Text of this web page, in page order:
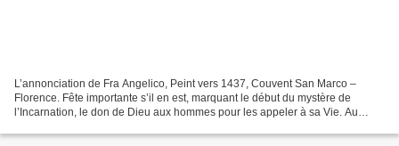
L’annonciation de Fra Angelico, Peint vers 1437, Couvent San Marco –
Florence. Fête importante s’il en est, marquant le début du mystère de
l’Incarnation, le don de Dieu aux hommes pour les appeler à sa Vie. Au